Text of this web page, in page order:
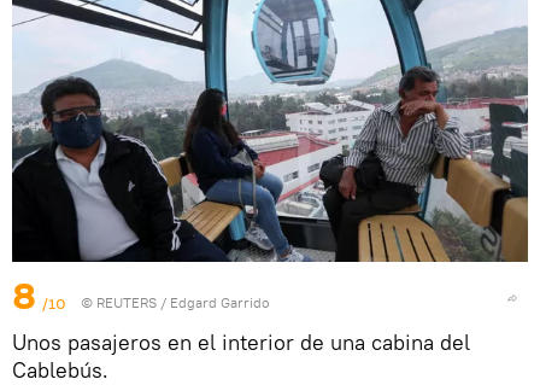
8 /10 © REUTERS / Edgard Garrido
Unos pasajeros en el interior de una cabina del
Cablebús.